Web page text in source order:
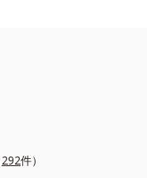
、センチフォリアバラ
292件）